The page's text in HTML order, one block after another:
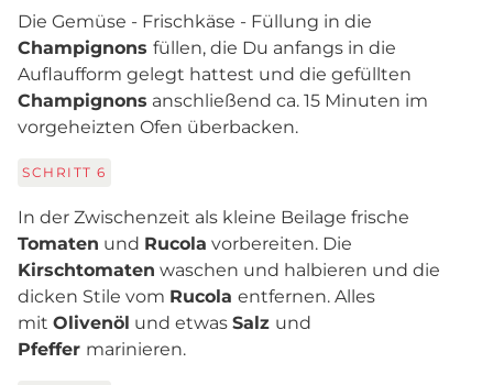
Die Gemüse - Frischkäse - Füllung in die
Champignons füllen, die Du anfangs in die
Auflaufform gelegt hattest und die gefüllten
Champignons anschließend ca. 15 Minuten im
vorgeheizten Ofen überbacken.
SCHRITT 6
In der Zwischenzeit als kleine Beilage frische
Tomaten und Rucola vorbereiten. Die
Kirschtomaten waschen und halbieren und die
dicken Stile vom Rucola entfernen. Alles
mit Olivenöl und etwas Salz und
Pfeffer marinieren.